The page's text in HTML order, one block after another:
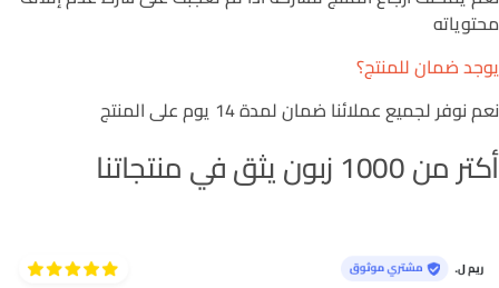
محتوياته
يوجد ضمان للمنتج؟
نعم نوفر لجميع عملائنا ضمان لمدة 14 يوم على المنتج
أكتر من 1000 زبون يثق في منتجاتنا